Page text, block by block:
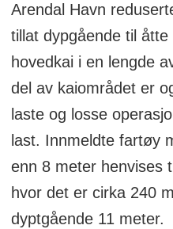
Arendal Havn
tillat dypgående til
hovedkai i en lengde
del av kaiområdet er
laste og losse
last. Innmeldte fartøy
enn 8 meter henvises
hvor det er cirka 240
dyptgående 11 meter.